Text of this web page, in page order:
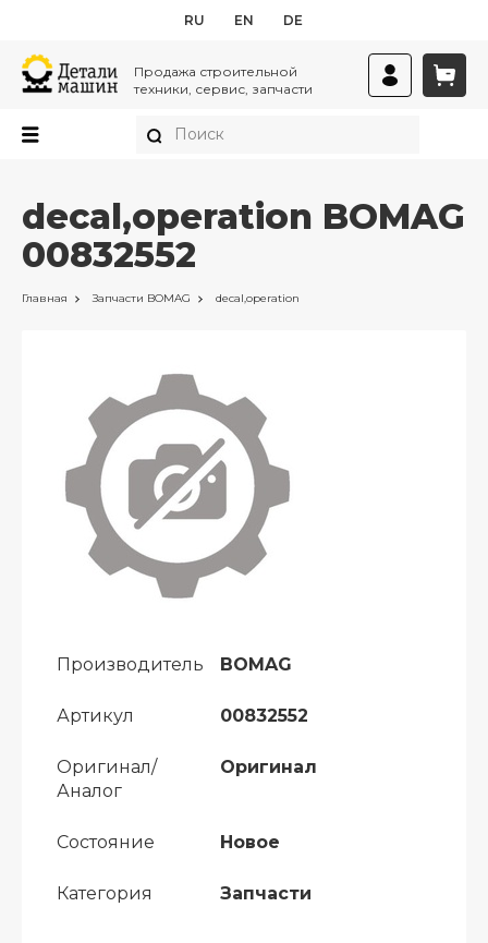
RU EN DE
Продажа строительной
техники, сервис, запчасти
decal,operation BOMAG
00832552
Главная Запчасти BOMAG decal,operation
Производитель BOMAG
Артикул 00832552
Оригинал/
Аналог
Оригинал
Состояние Новое
Категория Запчасти